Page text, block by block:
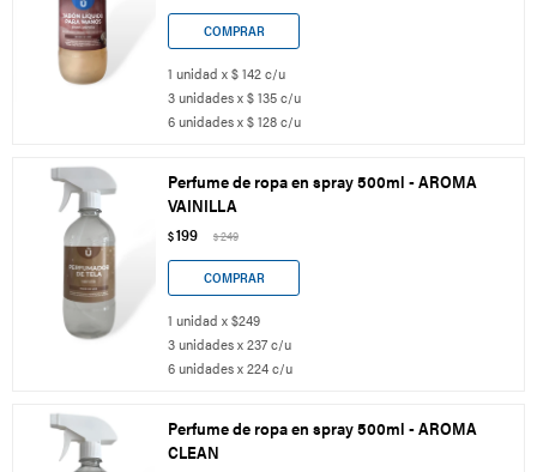
1 unidad x $ 142 c/u
3 unidades x $ 135 c/u
6 unidades x $ 128 c/u
Perfume de ropa en spray 500ml - AROMA
VAINILLA
$199 $249
1 unidad x $249
3 unidades x 237 c/u
6 unidades x 224 c/u
Perfume de ropa en spray 500ml - AROMA
CLEAN